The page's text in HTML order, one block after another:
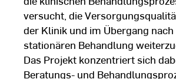
versucht, die
der Klinik und im Übergang
stationären Behandlung
Das Projekt konzentriert sich
Beratungs- und